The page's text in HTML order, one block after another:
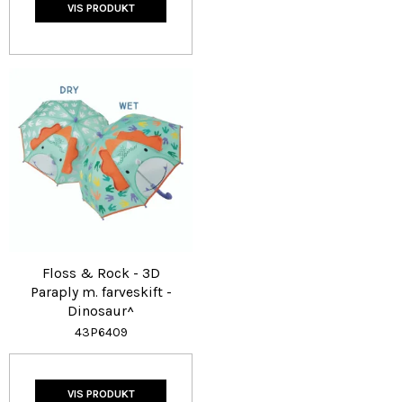
VIS PRODUKT
Floss & Rock - 3D
Paraply m. farveskift -
Dinosaur^
43P6409
VIS PRODUKT